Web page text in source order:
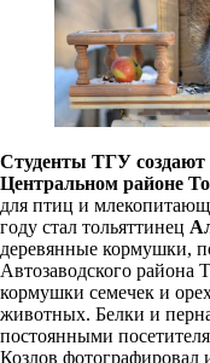
Студенты ТГУ создают
Центральном районе
для птиц и
году стал тольяттинец
деревянные кормушки,
Автозаводского района
кормушки семечек и
животных. Белки и
постоянными
Козлов фотографировал